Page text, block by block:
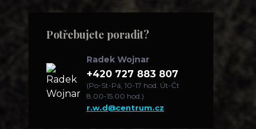
Potřebujete poradit?
Radek Wojnar
+420 727 883 807
(Po-St-Pá, 10-17 hod. Út-Čt
8.00-15.00 hod.)
r.w.d@centrum.cz